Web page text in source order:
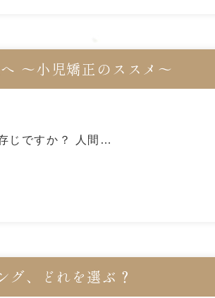
～小児矯正のススメ～
じですか？ 人間…
グ、どれを選ぶ？